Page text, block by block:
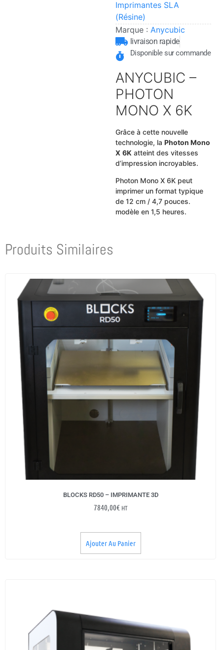
Imprimantes SLA
(Résine)
Marque : Anycubic
livraison rapide
Disponible sur commande
ANYCUBIC –
PHOTON
MONO X 6K
Grâce à cette nouvelle
technologie, la Photon Mono
X 6K atteint des vitesses
d’impression incroyables.
Photon Mono X 6K peut
imprimer un format typique
de 12 cm / 4,7 pouces.
modèle en 1,5 heures.
Produits Similaires
BLOCKS RD50 – IMPRIMANTE 3D
7840,00€ HT
Ajouter Au Panier